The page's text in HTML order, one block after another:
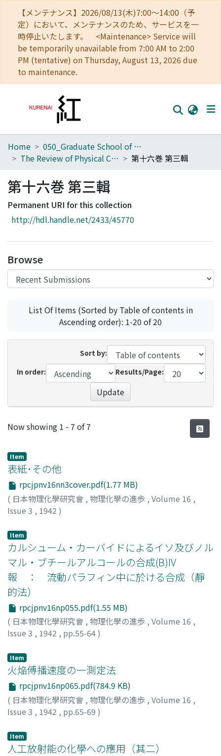
【メンテナンス】2026/08/13(木)7:00～14:00（予
定）において、メンテナンスのため、サービスを一
時停止いたします。 <Maintenance> Service will
be temporarily unavailable from 7:00 AM to 2:00
PM (tentative) on Thursday, August 13, 2026 due
to maintenance.
Home
Browse
Download Ranking
Access Statistics
Home
050_Graduate School of Science
The Review of Physical Chemistry of Japan
第十六巻 第三輯
第十六巻 第三輯
Permanent URI for this collection
http://hdl.handle.net/2433/45770
Browse
List Of Items (Sorted by Table of contents in
Ascending order): 1-20 of 20
Sort by:
In order:
Results/Page:
Update
Recent Submissions
Now showing 1 - 7 of 7
Item
表紙･その他
rpcjpnv16nn3cover.pdf(1.77 MB)
( 日本物理化學研究會 , 物理化學の進歩 , Volume 16 ,
Issue 3 , 1942 )
Item
カルシューム・カーバイドによるイソ及びノル
マル・ブチールアルコールの合成(B)IV
報 ： 流動パラフィン中に於ける合成（靜
的法）
rpcjpnv16np055.pdf(1.55 MB)
( 日本物理化學研究會 , 物理化學の進歩 , Volume 16 ,
Issue 3 , 1942 , pp.55-64)
Item
火焔傅播速度の一測定法
rpcjpnv16np065.pdf(784.9 KB)
( 日本物理化學研究會 , 物理化學の進歩 , Volume 16 ,
Issue 3 , 1942 , pp.65-69 )
ゴトウ, レンペイ
Item
人工放射能の化學への應用（其二）